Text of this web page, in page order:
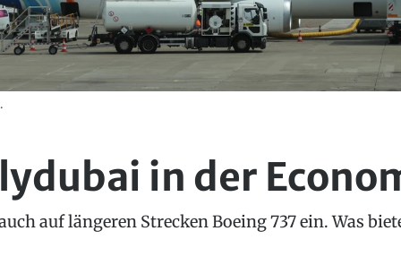
in der
auf längeren Strecken Boeing 737 ein. Was